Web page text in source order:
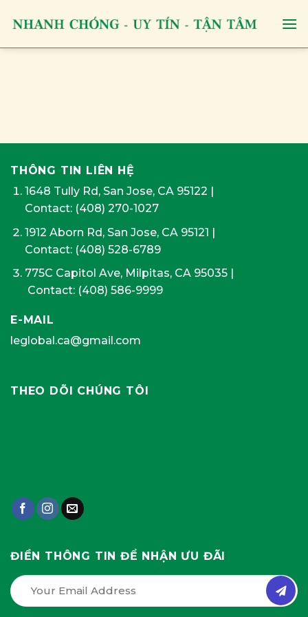
THÔNG TIN LIÊN HỆ
1648 Tully Rd, San Jose, CA 95122 |
Contact: (408) 270-1027
1912 Aborn Rd, San Jose, CA 95121 |
Contact: (408) 528-6789
775C Capitol Ave, Milpitas, CA 95035|
Contact: (408) 586-9999
E-MAIL
leglobal.ca@gmail.com
THEO DÕI CHÚNG TÔI
ĐIỀN THÔNG TIN ĐỂ NHẬN ƯU ĐÃI